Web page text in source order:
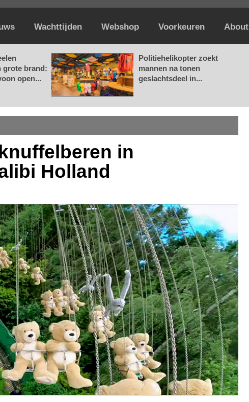
Wachttijden Webshop Voorkeuren About
grote brand:
open...
Politiehelikopter zoekt
mannen na tonen
geslachtsdeel in...
in
Holland